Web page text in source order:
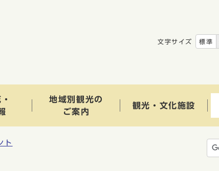
文字サイズ 標準
地域別観光の
ご案内
観光・文化施設
ト